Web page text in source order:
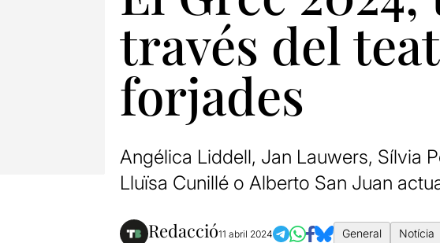
través del
forjades
Angélica Liddell, Jan Lauwers, Sílvia
Lluïsa Cunillé o Alberto San Juan
Redacció11 abril 2024 General Notícia